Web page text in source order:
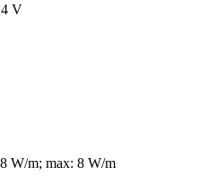
V
W/m; max: 8 W/m